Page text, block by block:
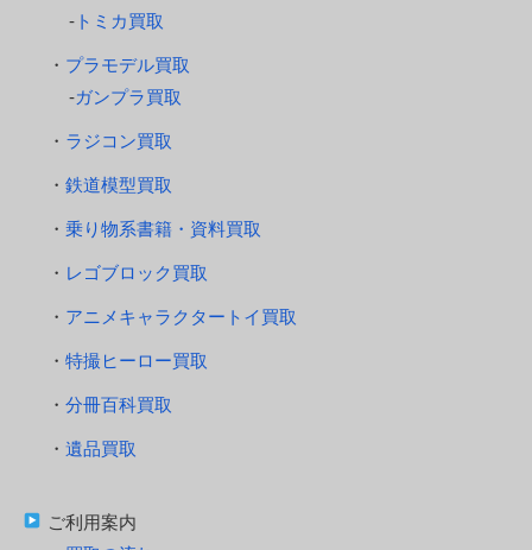
トミカ買取
プラモデル買取
ガンプラ買取
ラジコン買取
鉄道模型買取
乗り物系書籍・資料買取
レゴブロック買取
アニメキャラクタートイ買取
特撮ヒーロー買取
分冊百科買取
遺品買取
ご利用案内